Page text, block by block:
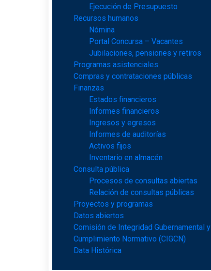
Ejecución de Presupuesto
Recursos humanos
Nómina
Portal Concursa – Vacantes
Jubilaciones, pensiones y retiros
Programas asistenciales
Compras y contrataciones públicas
Finanzas
Estados financieros
Informes financieros
Ingresos y egresos
Informes de auditorías
Activos fijos
Inventario en almacén
Consulta pública
Procesos de consultas abiertas
Relación de consultas públicas
Proyectos y programas
Datos abiertos
Comisión de Integridad Gubernamental y
Cumplimiento Normativo (CIGCN)
Data Histórica